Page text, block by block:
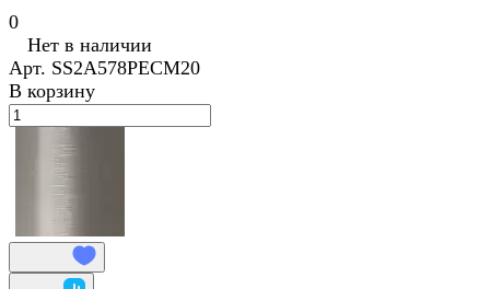
0
Нет в наличии
Арт. SS2A578PECM20
В корзину